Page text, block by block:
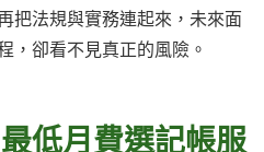
把法規與實務連起來，未來面
，卻看不見真正的風險。
低月費選記帳服